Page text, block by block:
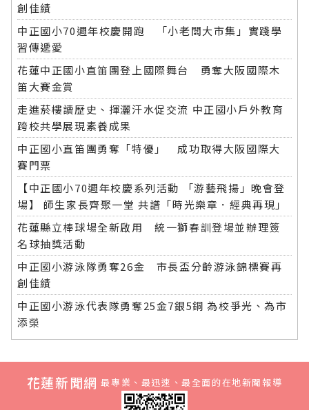
創佳績
中正國小70週年校慶開跑 「小老闆大市集」實踐學
習傳遞愛
花蓮中正國小直笛團登上國際舞台 勇奪大阪國際木
笛大賽金賞
走進菸樓讀歷史、揮灑汗水促交流 中正國小戶外教育
跨校共學展現素養成果
中正國小直笛團勇奪「特優」 成功取得大阪國際大
賽門票
【中正國小70週年校慶系列活動 「游藝飛揚」晚會登
場】 師生家長齊聚一堂 共譜「時光樂章．經典再現」
花蓮縣立棒球場全新啟用 統一獅春訓登場並辦理簽
名球抽獎活動
中正國小游泳隊勇奪26金 市長盃分齡游泳錦標賽再
創佳績
中正國小游泳代表隊勇奪25金7銀5銅 為校爭光、為市
添榮
花蓮新聞網 最專業、最迅速、最全面的在地新聞報導